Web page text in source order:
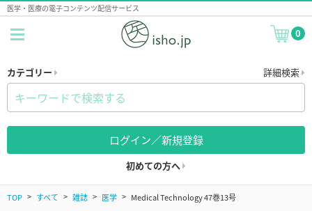
医学・医療の電子コンテンツ配信サービス
0
カテゴリー 詳細検索
ログイン／新規登録
初めての方へ
TOP すべて 雑誌 医学 Medical Technology 47巻13号